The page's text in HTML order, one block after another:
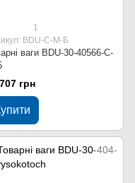
1
BDU-С-M-Б
ваги BDU-30-40566-С-
грн